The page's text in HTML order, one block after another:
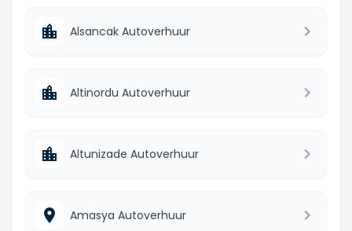
Alsancak Autoverhuur
Altinordu Autoverhuur
Altunizade Autoverhuur
Amasya Autoverhuur